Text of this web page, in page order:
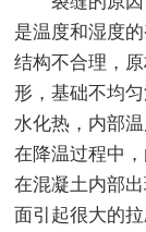
是温度和湿度
结构不合理，
形，基础不均
水化热，内部
在降温过程中
在混凝土内部
面引起很大的